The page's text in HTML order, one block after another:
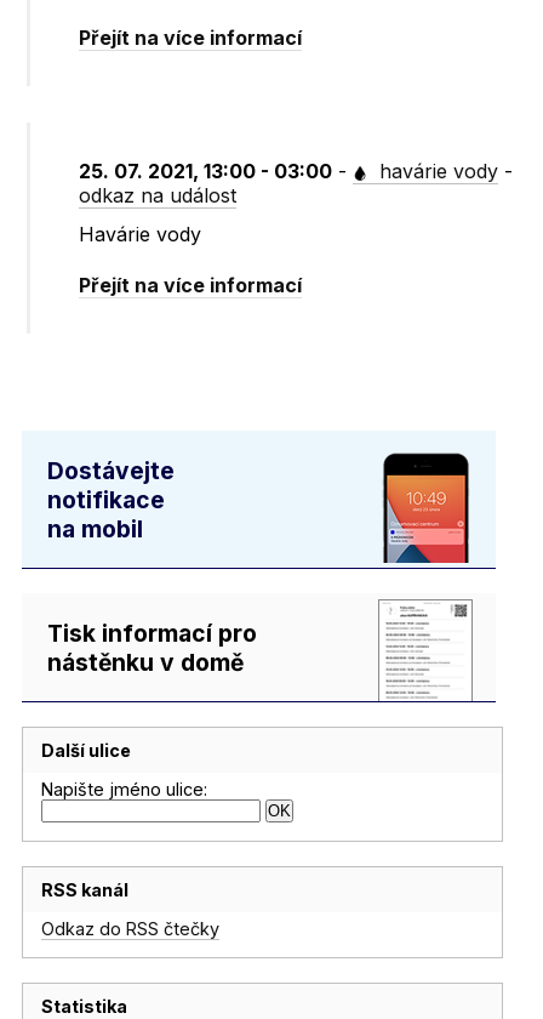
Přejít na více informací
25. 07. 2021, 13:00 - 03:00 - havárie vody -
odkaz na událost
Havárie vody
Přejít na více informací
Dostávejte
notifikace
na mobil
Tisk informací pro
nástěnku v domě
Další ulice
Napište jméno ulice:
RSS kanál
Odkaz do RSS čtečky
Statistika